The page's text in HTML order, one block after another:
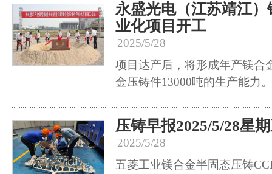
永盛光电（江苏靖江
业化项目开工
2025/5/28
项目达产后，将形成年产镁合
金压铸件13000吨的生产能力。
压铸早报2025/5/28星
2025/5/28
五菱工业镁合金半固态压铸